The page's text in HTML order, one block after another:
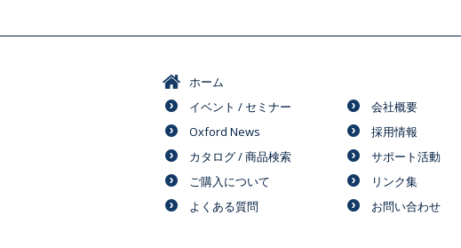
ホーム
イベント / セミナー
Oxford News
カタログ / 商品検索
ご購入について
よくある質問
会社概要
採用情報
サポート活動
リンク集
お問い合わせ